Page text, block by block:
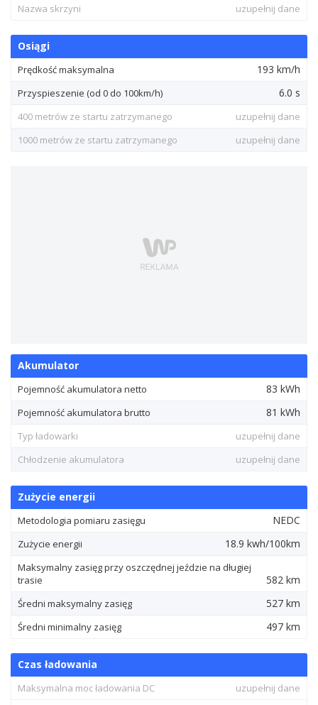
Nazwa skrzyni uzupełnij dane
Osiągi
Prędkość maksymalna 193 km/h
Przyspieszenie (od 0 do 100km/h) 6.0 s
400 metrów ze startu zatrzymanego
uzupełnij dane
1000 metrów ze startu zatrzymanego
uzupełnij dane
Akumulator
Pojemność akumulatora netto 83 kWh
Pojemność akumulatora brutto 81 kWh
Typ ładowarki
uzupełnij dane
Chłodzenie akumulatora
uzupełnij dane
Zużycie energii
Metodologia pomiaru zasięgu NEDC
Zużycie energii 18.9 kwh/100km
Maksymalny zasięg przy oszczędnej jeździe na długiej
trasie
582 km
Średni maksymalny zasięg 527 km
Średni minimalny zasięg 497 km
Czas ładowania
Maksymalna moc ładowania DC uzupełnij dane